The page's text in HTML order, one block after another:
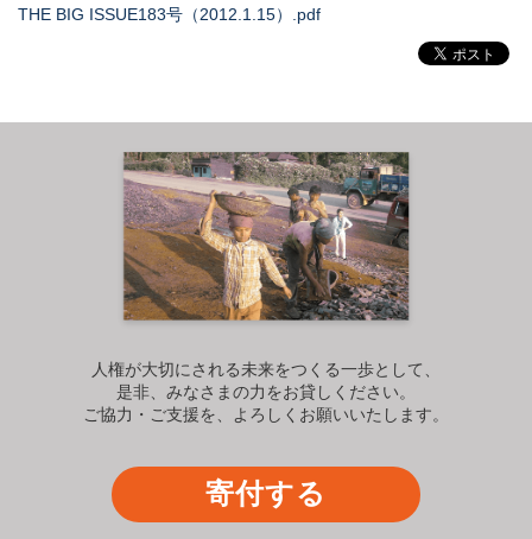
THE BIG ISSUE183号（2012.1.15）.pdf
人権が大切にされる未来をつくる一歩として、
是非、みなさまの力をお貸しください。
ご協力・ご支援を、よろしくお願いいたします。
寄付する